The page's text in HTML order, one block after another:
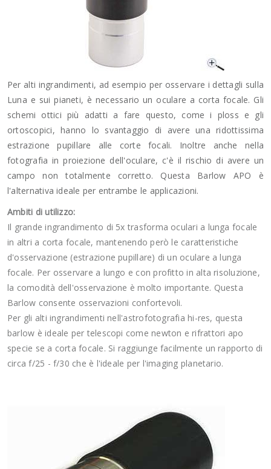
Per alti ingrandimenti, ad esempio per osservare i dettagli sulla
Luna e sui pianeti, è necessario un oculare a corta focale. Gli
schemi ottici più adatti a fare questo, come i ploss e gli
ortoscopici, hanno lo svantaggio di avere una ridottissima
estrazione pupillare alle corte focali. Inoltre anche nella
fotografia in proiezione dell'oculare, c'è il rischio di avere un
campo non totalmente corretto. Questa Barlow APO è
l'alternativa ideale per entrambe le applicazioni.
Ambiti di utilizzo:
Il grande ingrandimento di 5x trasforma oculari a lunga focale
in altri a corta focale, mantenendo però le caratteristiche
d'osservazione (estrazione pupillare) di un oculare a lunga
focale. Per osservare a lungo e con profitto in alta risoluzione,
la comodità dell'osservazione è molto importante. Questa
Barlow consente osservazioni confortevoli.
Per gli alti ingrandimenti nell'astrofotografia hi-res, questa
barlow è ideale per telescopi come newton e rifrattori apo
specie se a corta focale. Si raggiunge facilmente un rapporto di
circa f/25 - f/30 che è l'ideale per l'imaging planetario.